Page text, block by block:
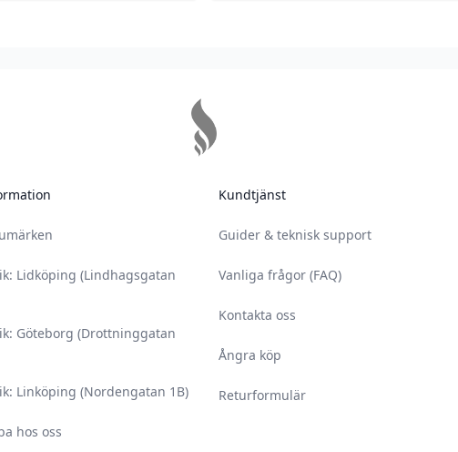
Lidköping (Lindhagsgatan
Göteborg (Drottninggatan
Linköping (Nordengatan 1B)
hos oss
Kundtjänst
Guider & teknisk support
Vanliga frågor (FAQ)
Kontakta oss
Ångra köp
Returformulär